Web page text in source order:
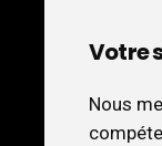
Votre
Nous